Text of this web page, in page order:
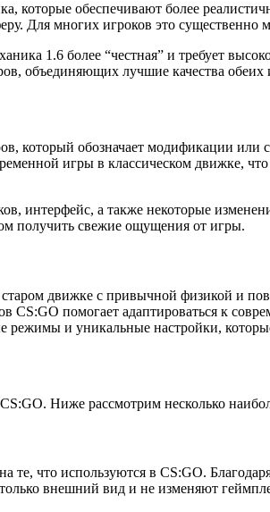
которые обеспечивают более
Для многих игроков это существенно
1.6 более “честная” и требует
объединяющих лучшие качества обеих
который обозначает модификации
игры в классическом движке,
интерфейс, а также некоторые
получить свежие ощущения от игры.
движке с привычной физикой и
помогает адаптироваться к
режимы и уникальные настройки,
Ниже рассмотрим несколько
что используются в CS:GO.
внешний вид и не изменяют